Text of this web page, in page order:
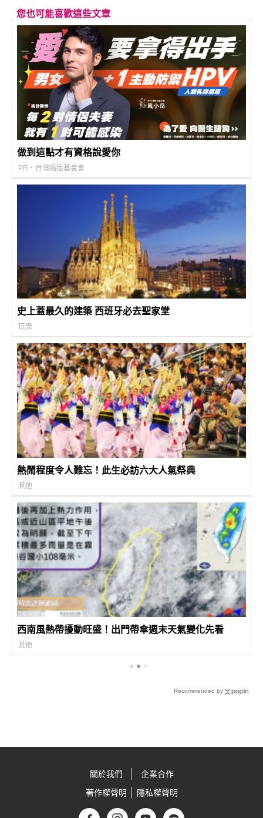
您也可能喜歡這些文章
做到這點才有資格說愛你
PR・台灣癌症基金會
史上蓋最久的建築 西班牙必去聖家堂
玩樂
熱鬧程度令人難忘！此生必訪六大人氣祭典
其他
西南風熱帶擾動旺盛！出門帶傘週末天氣變化先看
其他
Recommended by
關於我們
企業合作
著作權聲明
隱私權聲明